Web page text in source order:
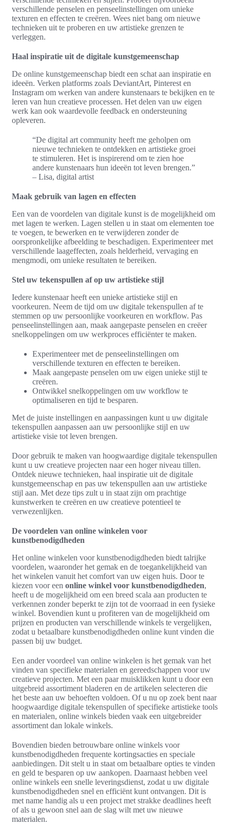
verschillende penselen en penseelinstellingen om unieke
texturen en effecten te creëren. Wees niet bang om nieuwe
technieken uit te proberen en uw artistieke grenzen te
verleggen.
Haal inspiratie uit de digitale kunstgemeenschap
De online kunstgemeenschap biedt een schat aan inspiratie en
ideeën. Verken platforms zoals DeviantArt, Pinterest en
Instagram om werken van andere kunstenaars te bekijken en te
leren van hun creatieve processen. Het delen van uw eigen
werk kan ook waardevolle feedback en ondersteuning
opleveren.
“De digital art community heeft me geholpen om
nieuwe technieken te ontdekken en artistieke groei
te stimuleren. Het is inspirerend om te zien hoe
andere kunstenaars hun ideeën tot leven brengen.”
– Lisa, digital artist
Maak gebruik van lagen en effecten
Een van de voordelen van digitale kunst is de mogelijkheid om
met lagen te werken. Lagen stellen u in staat om elementen toe
te voegen, te bewerken en te verwijderen zonder de
oorspronkelijke afbeelding te beschadigen. Experimenteer met
verschillende laageffecten, zoals helderheid, vervaging en
mengmodi, om unieke resultaten te bereiken.
Stel uw tekenspullen af op uw artistieke stijl
Iedere kunstenaar heeft een unieke artistieke stijl en
voorkeuren. Neem de tijd om uw digitale tekenspullen af te
stemmen op uw persoonlijke voorkeuren en workflow. Pas
penseelinstellingen aan, maak aangepaste penselen en creëer
snelkoppelingen om uw werkproces efficiënter te maken.
Experimenteer met de penseelinstellingen om
verschillende texturen en effecten te bereiken.
Maak aangepaste penselen om uw eigen unieke stijl te
creëren.
Ontwikkel snelkoppelingen om uw workflow te
optimaliseren en tijd te besparen.
Met de juiste instellingen en aanpassingen kunt u uw digitale
tekenspullen aanpassen aan uw persoonlijke stijl en uw
artistieke visie tot leven brengen.
Door gebruik te maken van hoogwaardige digitale tekenspullen
kunt u uw creatieve projecten naar een hoger niveau tillen.
Ontdek nieuwe technieken, haal inspiratie uit de digitale
kunstgemeenschap en pas uw tekenspullen aan uw artistieke
stijl aan. Met deze tips zult u in staat zijn om prachtige
kunstwerken te creëren en uw creatieve potentieel te
verwezenlijken.
De voordelen van online winkelen voor
kunstbenodigdheden
Het online winkelen voor kunstbenodigdheden biedt talrijke
voordelen, waaronder het gemak en de toegankelijkheid van
het winkelen vanuit het comfort van uw eigen huis. Door te
kiezen voor een online winkel voor kunstbenodigdheden,
heeft u de mogelijkheid om een breed scala aan producten te
verkennen zonder beperkt te zijn tot de voorraad in een fysieke
winkel. Bovendien kunt u profiteren van de mogelijkheid om
prijzen en producten van verschillende winkels te vergelijken,
zodat u betaalbare kunstbenodigdheden online kunt vinden die
passen bij uw budget.
Een ander voordeel van online winkelen is het gemak van het
vinden van specifieke materialen en gereedschappen voor uw
creatieve projecten. Met een paar muisklikken kunt u door een
uitgebreid assortiment bladeren en de artikelen selecteren die
het beste aan uw behoeften voldoen. Of u nu op zoek bent naar
hoogwaardige digitale tekenspullen of specifieke artistieke tools
en materialen, online winkels bieden vaak een uitgebreider
assortiment dan lokale winkels.
Bovendien bieden betrouwbare online winkels voor
kunstbenodigdheden frequente kortingsacties en speciale
aanbiedingen. Dit stelt u in staat om betaalbare opties te vinden
en geld te besparen op uw aankopen. Daarnaast hebben veel
online winkels een snelle leveringsdienst, zodat u uw digitale
kunstbenodigdheden snel en efficiënt kunt ontvangen. Dit is
met name handig als u een project met strakke deadlines heeft
of als u gewoon snel aan de slag wilt met uw nieuwe
materialen.